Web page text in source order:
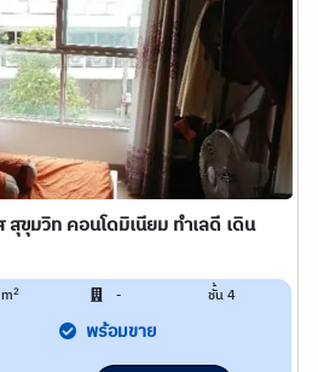
ขุมวิท คอนโดมิเนียม ทำเลดี เดิน
2 - ชั้น 4
พร้อมขาย